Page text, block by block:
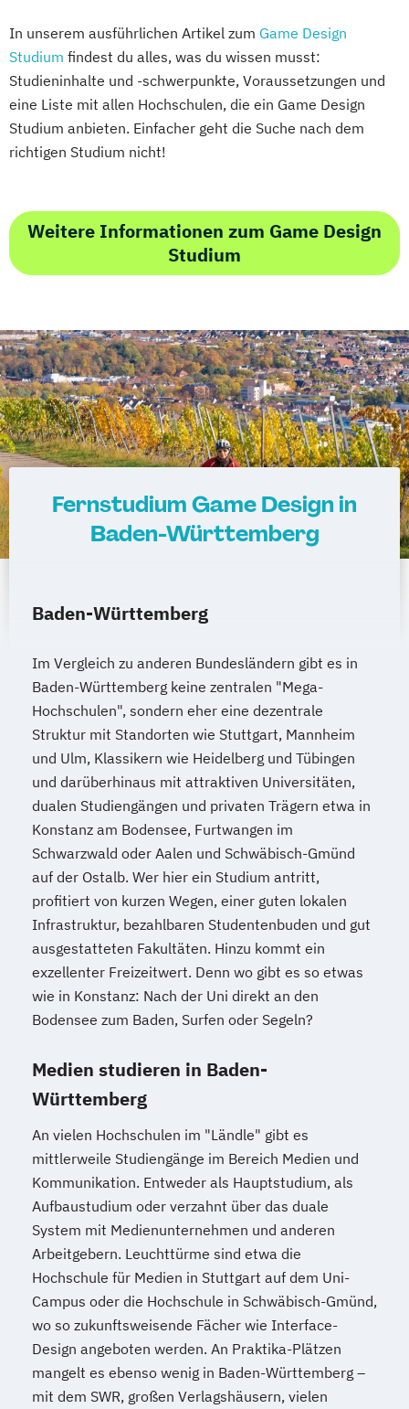
In unserem ausführlichen Artikel zum Game Design
Studium findest du alles, was du wissen musst:
Studieninhalte und -schwerpunkte, Voraussetzungen und
eine Liste mit allen Hochschulen, die ein Game Design
Studium anbieten. Einfacher geht die Suche nach dem
richtigen Studium nicht!
Weitere Informationen zum Game Design
Studium
Fernstudium Game Design in
Baden-Württemberg
Baden-Württemberg
Im Vergleich zu anderen Bundesländern gibt es in
Baden-Württemberg keine zentralen "Mega-
Hochschulen", sondern eher eine dezentrale
Struktur mit Standorten wie Stuttgart, Mannheim
und Ulm, Klassikern wie Heidelberg und Tübingen
und darüberhinaus mit attraktiven Universitäten,
dualen Studiengängen und privaten Trägern etwa in
Konstanz am Bodensee, Furtwangen im
Schwarzwald oder Aalen und Schwäbisch-Gmünd
auf der Ostalb. Wer hier ein Studium antritt,
profitiert von kurzen Wegen, einer guten lokalen
Infrastruktur, bezahlbaren Studentenbuden und gut
ausgestatteten Fakultäten. Hinzu kommt ein
exzellenter Freizeitwert. Denn wo gibt es so etwas
wie in Konstanz: Nach der Uni direkt an den
Bodensee zum Baden, Surfen oder Segeln?
Medien studieren in Baden-
Württemberg
An vielen Hochschulen im "Ländle" gibt es
mittlerweile Studiengänge im Bereich Medien und
Kommunikation. Entweder als Hauptstudium, als
Aufbaustudium oder verzahnt über das duale
System mit Medienunternehmen und anderen
Arbeitgebern. Leuchttürme sind etwa die
Hochschule für Medien in Stuttgart auf dem Uni-
Campus oder die Hochschule in Schwäbisch-Gmünd,
wo so zukunftsweisende Fächer wie Interface-
Design angeboten werden. An Praktika-Plätzen
mangelt es ebenso wenig in Baden-Württemberg –
mit dem SWR, großen Verlagshäusern, vielen